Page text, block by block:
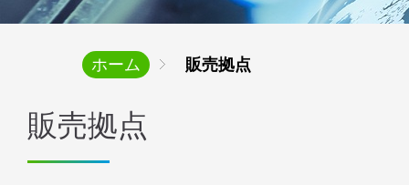
ホーム 販売拠点
販売拠点